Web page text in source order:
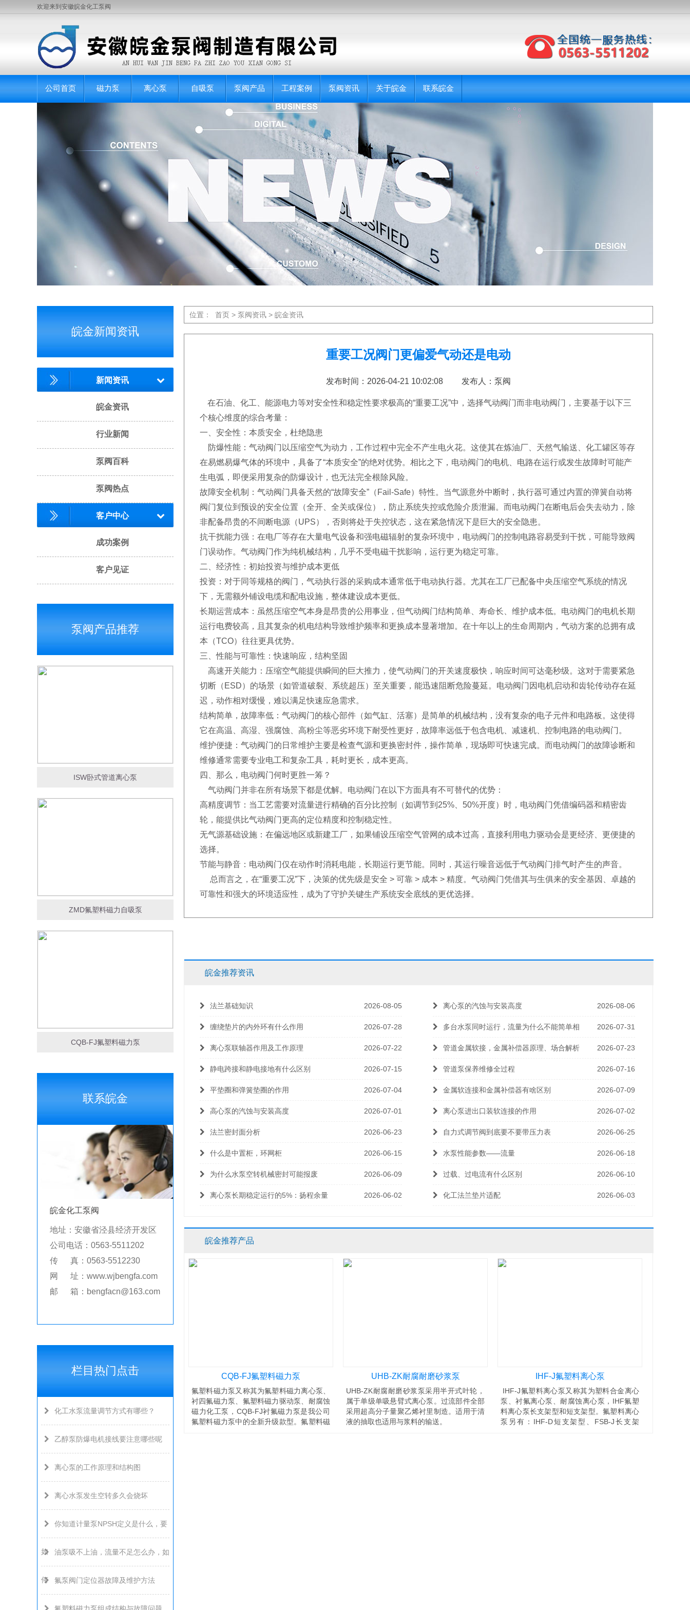
欢迎来到安徽皖金化工泵阀
公司首页 磁力泵 离心泵 自吸泵 泵阀产品 工程案例 泵阀资讯 关于皖金 联系皖金
皖金新闻资讯
新闻资讯
皖金资讯
行业新闻
泵阀百科
泵阀热点
客户中心
成功案例
客户见证
泵阀产品推荐
ISW卧式管道离心泵
ZMD氟塑料磁力自吸泵
CQB-FJ氟塑料磁力泵
联系皖金
皖金化工泵阀
地址：安徽省泾县经济开发区
公司电话：0563-5511202
传 真：0563-5512230
网 址：www.wjbengfa.com
邮 箱：bengfacn@163.com
栏目热门点击
化工水泵流量调节方式有哪些？
乙醇泵防爆电机接线要注意哪些呢
离心泵的工作原理和结构图
离心水泵发生空转多久会烧坏
你知道计量泵NPSH定义是什么，要
如 油泵吸不上油，流量不足怎么办，如
何 氟泵阀门定位器故障及维护方法
位置： 首页 > 泵阀资讯 > 皖金资讯
重要工况阀门更偏爱气动还是电动
发布时间：2026-04-21 10:02:08 发布人：泵阀
在石油、化工、能源电力等对安全性和稳定性要求极高的“重要工况”中，选择气动阀门而非电动阀门，主要基于以下三
个核心维度的综合考量：
一、安全性：本质安全，杜绝隐患
防爆性能：气动阀门以压缩空气为动力，工作过程中完全不产生电火花。这使其在炼油厂、天然气输送、化工罐区等存
在易燃易爆气体的环境中，具备了“本质安全”的绝对优势。相比之下，电动阀门的电机、电路在运行或发生故障时可能产
生电弧，即便采用复杂的防爆设计，也无法完全根除风险。
故障安全机制：气动阀门具备天然的“故障安全”（Fail-Safe）特性。当气源意外中断时，执行器可通过内置的弹簧自动将
阀门复位到预设的安全位置（全开、全关或保位），防止系统失控或危险介质泄漏。而电动阀门在断电后会失去动力，除
非配备昂贵的不间断电源（UPS），否则将处于失控状态，这在紧急情况下是巨大的安全隐患。
抗干扰能力强：在电厂等存在大量电气设备和强电磁辐射的复杂环境中，电动阀门的控制电路容易受到干扰，可能导致阀
门误动作。气动阀门作为纯机械结构，几乎不受电磁干扰影响，运行更为稳定可靠。
二、经济性：初始投资与维护成本更低
投资：对于同等规格的阀门，气动执行器的采购成本通常低于电动执行器。尤其在工厂已配备中央压缩空气系统的情况
下，无需额外铺设电缆和配电设施，整体建设成本更低。
长期运营成本：虽然压缩空气本身是昂贵的公用事业，但气动阀门结构简单、寿命长、维护成本低。电动阀门的电机长期
运行电费较高，且其复杂的机电结构导致维护频率和更换成本显著增加。在十年以上的生命周期内，气动方案的总拥有成
本（TCO）往往更具优势。
三、性能与可靠性：快速响应，结构坚固
高速开关能力：压缩空气能提供瞬间的巨大推力，使气动阀门的开关速度极快，响应时间可达毫秒级。这对于需要紧急
切断（ESD）的场景（如管道破裂、系统超压）至关重要，能迅速阻断危险蔓延。电动阀门因电机启动和齿轮传动存在延
迟，动作相对缓慢，难以满足快速应急需求。
结构简单，故障率低：气动阀门的核心部件（如气缸、活塞）是简单的机械结构，没有复杂的电子元件和电路板。这使得
它在高温、高湿、强腐蚀、高粉尘等恶劣环境下耐受性更好，故障率远低于包含电机、减速机、控制电路的电动阀门。
维护便捷：气动阀门的日常维护主要是检查气源和更换密封件，操作简单，现场即可快速完成。而电动阀门的故障诊断和
维修通常需要专业电工和复杂工具，耗时更长，成本更高。
四、那么，电动阀门何时更胜一筹？
气动阀门并非在所有场景下都是优解。电动阀门在以下方面具有不可替代的优势：
高精度调节：当工艺需要对流量进行精确的百分比控制（如调节到25%、50%开度）时，电动阀门凭借编码器和精密齿
轮，能提供比气动阀门更高的定位精度和控制稳定性。
无气源基础设施：在偏远地区或新建工厂，如果铺设压缩空气管网的成本过高，直接利用电力驱动会是更经济、更便捷的
选择。
节能与静音：电动阀门仅在动作时消耗电能，长期运行更节能。同时，其运行噪音远低于气动阀门排气时产生的声音。
总而言之，在“重要工况”下，决策的优先级是安全 > 可靠 > 成本 > 精度。气动阀门凭借其与生俱来的安全基因、卓越的
可靠性和强大的环境适应性，成为了守护关键生产系统安全底线的更优选择。
皖金推荐资讯
法兰基础知识 2026-08-05
缠绕垫片的内外环有什么作用 2026-07-28
离心泵联轴器作用及工作原理 2026-07-22
静电跨接和静电接地有什么区别 2026-07-15
平垫圈和弹簧垫圈的作用 2026-07-04
高心泵的汽蚀与安装高度 2026-07-01
法兰密封面分析 2026-06-23
什么是中置柜，环网柜 2026-06-15
为什么水泵空转机械密封可能报废 2026-06-09
离心泵长期稳定运行的5%：扬程余量 2026-06-02
离心泵的汽蚀与安装高度 2026-08-06
多台水泵同时运行，流量为什么不能简单相 2026-07-31
管道金属软接，金属补偿器原理、场合解析 2026-07-23
管道泵保养维修全过程 2026-07-16
金属软连接和金属补偿器有啥区别 2026-07-09
离心泵进出口装软连接的作用 2026-07-02
自力式调节阀到底要不要带压力表 2026-06-25
水泵性能参数——流量 2026-06-18
过载、过电流有什么区别 2026-06-10
化工法兰垫片适配 2026-06-03
皖金推荐产品
CQB-FJ氟塑料磁力泵
氟塑料磁力泵又称其为氟塑料磁力离心泵、
衬四氟磁力泵、氟塑料磁力驱动泵、耐腐蚀
磁力化工泵，CQB-FJ衬氟磁力泵是我公司
氟塑料磁力泵中的全新升级款型。氟塑料磁
UHB-ZK耐腐耐磨砂浆泵
UHB-ZK耐腐耐磨砂浆泵采用半开式叶轮，
属于单级单吸悬臂式离心泵。过流部件全部
采用超高分子量聚乙烯衬里制造。适用于清
液的抽取也适用与浆料的输送。
IHF-J氟塑料离心泵
IHF-J氟塑料离心泵又称其为塑料合金离心
泵、衬氟离心泵、耐腐蚀离心泵，IHF氟塑
料离心泵长支架型和短支架型。氟塑料离心
泵另有：IHF-D短支架型、FSB-J长支架